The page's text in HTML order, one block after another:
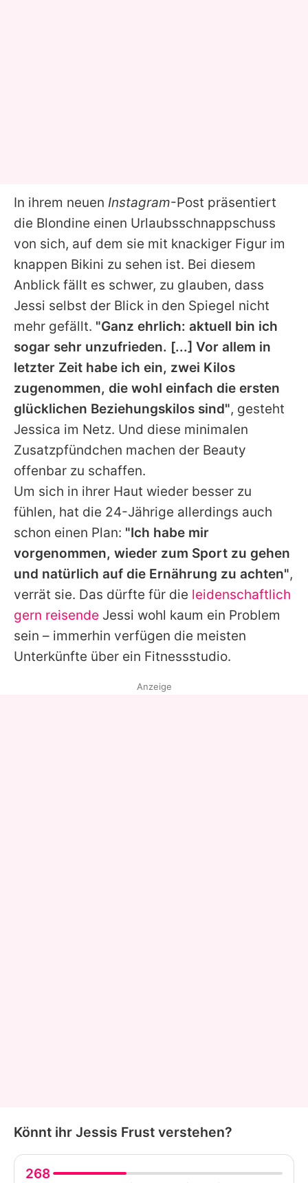
In ihrem neuen Instagram-Post präsentiert
die Blondine einen Urlaubsschnappschuss
von sich, auf dem sie mit knackiger Figur im
knappen Bikini zu sehen ist. Bei diesem
Anblick fällt es schwer, zu glauben, dass
Jessi selbst der Blick in den Spiegel nicht
mehr gefällt. "Ganz ehrlich: aktuell bin ich
sogar sehr unzufrieden. [...] Vor allem in
letzter Zeit habe ich ein, zwei Kilos
zugenommen, die wohl einfach die ersten
glücklichen Beziehungskilos sind", gesteht
Jessica im Netz. Und diese minimalen
Zusatzpfündchen machen der Beauty
offenbar zu schaffen.
Um sich in ihrer Haut wieder besser zu
fühlen, hat die 24-Jährige allerdings auch
schon einen Plan: "Ich habe mir
vorgenommen, wieder zum Sport zu gehen
und natürlich auf die Ernährung zu achten",
verrät sie. Das dürfte für die leidenschaftlich
gern reisende Jessi wohl kaum ein Problem
sein – immerhin verfügen die meisten
Unterkünfte über ein Fitnessstudio.
Anzeige
Könnt ihr Jessis Frust verstehen?
268